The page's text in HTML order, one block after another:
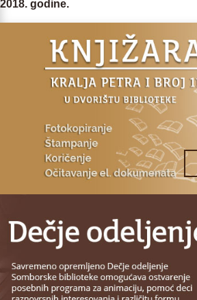
2018. godine.